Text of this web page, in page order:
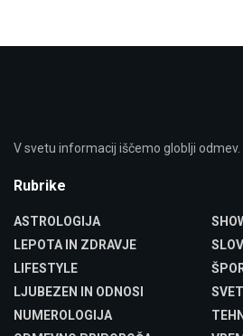
V svetu informacij iščemo globlji odmev.
Rubrike
ASTROLOGIJA
LEPOTA IN ZDRAVJE
LIFESTYLE
LJUBEZEN IN ODNOSI
NUMEROLOGIJA
SVET